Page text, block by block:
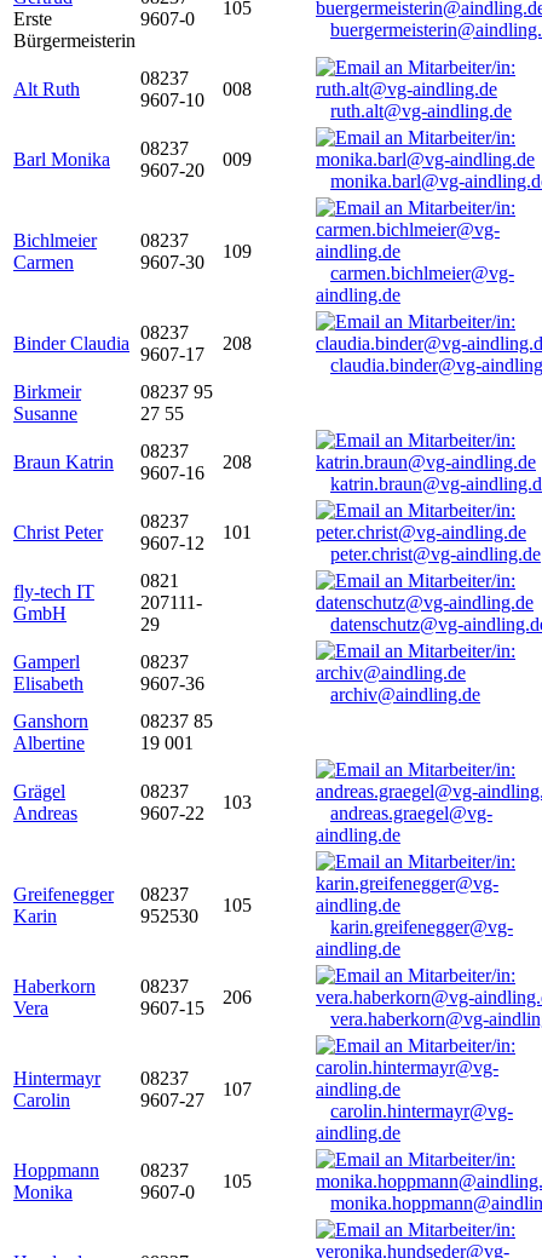
Erste
Bürgermeisterin
9607-0
105
Alt Ruth
08237
9607-10
008
ruth.alt@vg-aindling.de
Barl Monika
08237
9607-20
009
monika.barl@vg-
Bichlmeier
Carmen
08237
9607-30
109
carmen.bichlmeier@vg-
aindling.de
Binder Claudia
08237
9607-17
208
claudia.binder@vg-
Birkmeir
Susanne
08237 95
27 55
Braun Katrin
08237
9607-16
208
katrin.braun@vg-
Christ Peter
08237
9607-12
101
peter.christ@vg-aindling.de
fly-tech IT
GmbH
0821
207111-
29
datenschutz@vg-
Gamperl
Elisabeth
08237
9607-36
archiv@aindling.de
Ganshorn
Albertine
08237 85
19 001
Grägel
Andreas
08237
9607-22
103
andreas.graegel@vg-
aindling.de
Greifenegger
Karin
08237
952530
105
karin.greifenegger@vg-
aindling.de
Haberkorn
Vera
08237
9607-15
206
vera.haberkorn@vg-
Hintermayr
Carolin
08237
9607-27
107
carolin.hintermayr@vg-
aindling.de
Hoppmann
Monika
08237
9607-0
105